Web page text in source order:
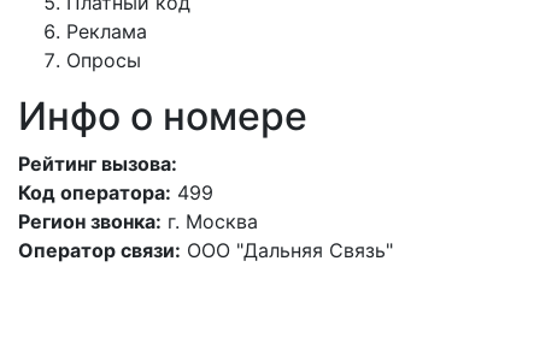
Реклама
Опросы
Инфо о номере
Рейтинг вызова:
Код оператора: 499
Регион звонка: г. Москва
Оператор связи: ООО "Дальняя Связь"